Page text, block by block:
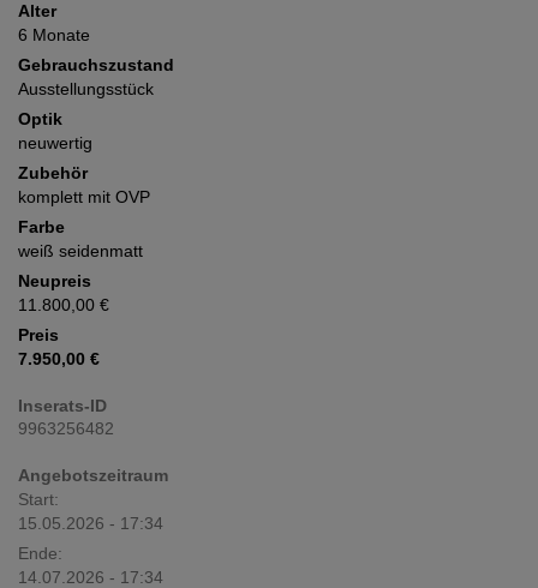
Alter
6 Monate
Gebrauchszustand
Ausstellungsstück
Optik
neuwertig
Zubehör
komplett mit OVP
Farbe
weiß seidenmatt
Neupreis
11.800,00 €
Preis
7.950,00 €
Inserats-ID
9963256482
Angebotszeitraum
Start:
15.05.2026 - 17:34
Ende:
14.07.2026 - 17:34